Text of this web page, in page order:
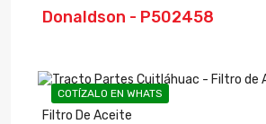
Donaldson - P502458
COTÍZALO EN WHATS
Filtro De Aceite